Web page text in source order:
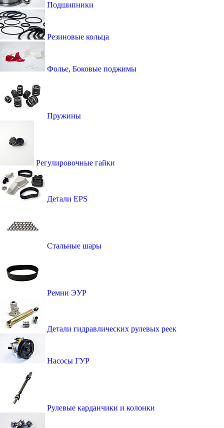
Подшипники
Резиновые кольца
Фолье, Боковые поджимы
Пружины
Регулировочные гайки
Детали EPS
Стальные шары
Ремни ЭУР
Детали гидравлических рулевых реек
Насосы ГУР
Рулевые карданчики и колонки